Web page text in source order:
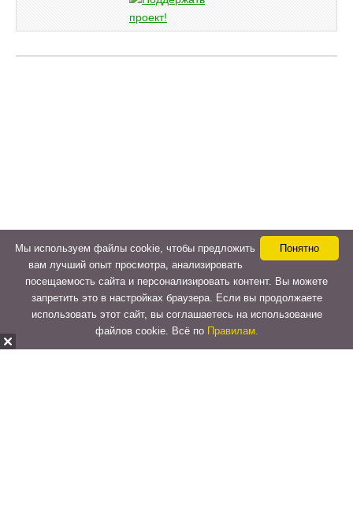
Понятно
Мы используем файлы cookie, чтобы предложить
вам лучший опыт просмотра, анализировать
посещаемость сайта и персонализировать контент. Вы можете
запретить это в настройках браузера. Если вы продолжаете
использовать этот сайт, вы соглашаетесь на использование
файлов cookie. Всё по Правилам.